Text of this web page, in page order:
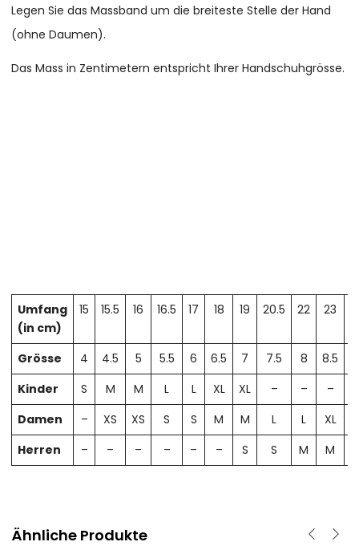
Legen Sie das Massband um die breiteste Stelle der Hand
(ohne Daumen).
Das Mass in Zentimetern entspricht Ihrer Handschuhgrösse.
Umfang
(in cm)
15 15.5 16 16.5 17 18 19 20.5 22 23
Grösse 4 4.5 5 5.5 6 6.5 7 7.5 8 8.5
Kinder
S M M L L XL XL – – –
Damen
– XS XS S S M M L L XL
Herren
– – – – – – S S M M
Ähnliche Produkte